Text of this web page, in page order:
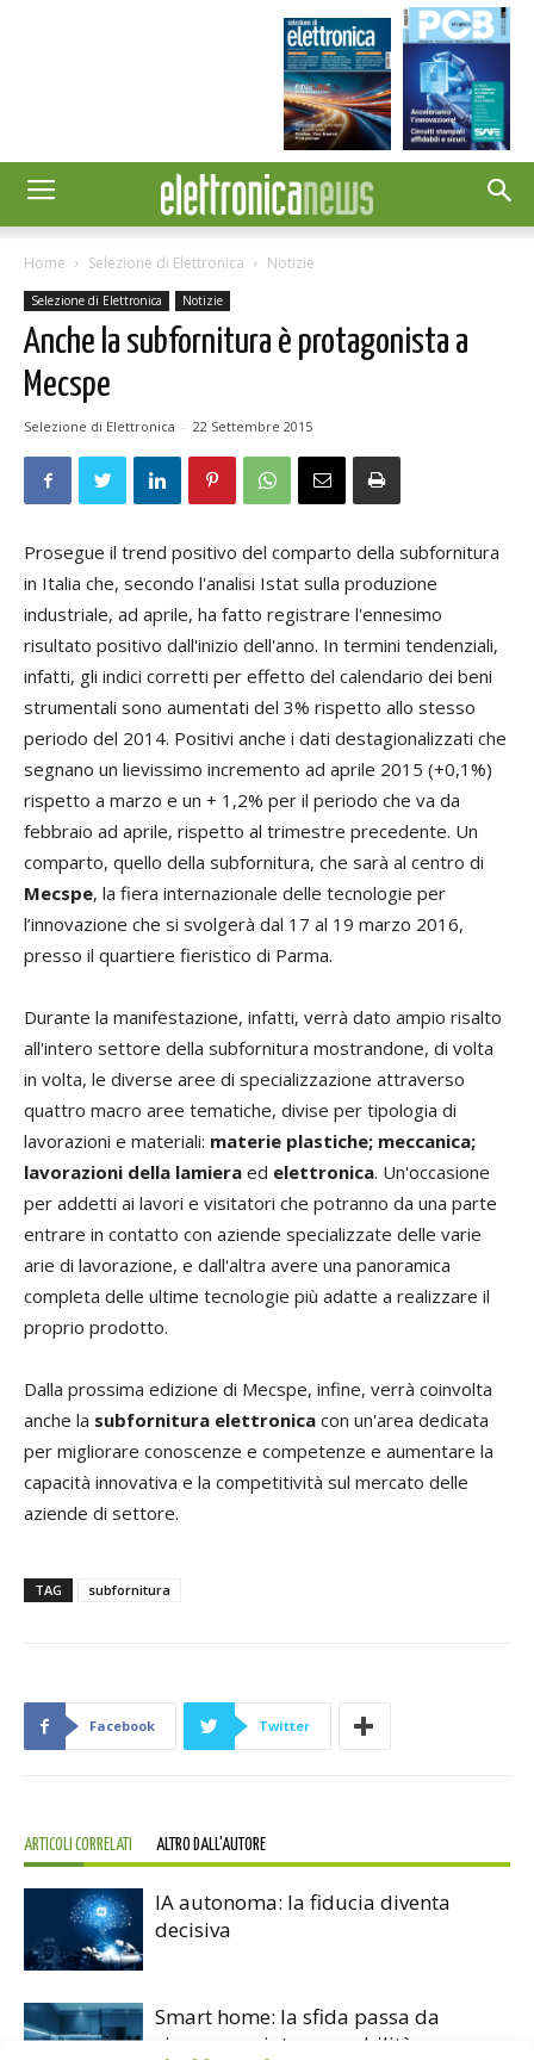
Home Selezione di Elettronica Notizie
Selezione di Elettronica Notizie
Anche la subfornitura è protagonista a
Mecspe
Selezione di Elettronica - 22 Settembre 2015
Prosegue il trend positivo del comparto della subfornitura
in Italia che, secondo l'analisi Istat sulla produzione
industriale, ad aprile, ha fatto registrare l'ennesimo
risultato positivo dall'inizio dell'anno. In termini tendenziali,
infatti, gli indici corretti per effetto del calendario dei beni
strumentali sono aumentati del 3% rispetto allo stesso
periodo del 2014. Positivi anche i dati destagionalizzati che
segnano un lievissimo incremento ad aprile 2015 (+0,1%)
rispetto a marzo e un + 1,2% per il periodo che va da
febbraio ad aprile, rispetto al trimestre precedente. Un
comparto, quello della subfornitura, che sarà al centro di
Mecspe, la fiera internazionale delle tecnologie per
l’innovazione che si svolgerà dal 17 al 19 marzo 2016,
presso il quartiere fieristico di Parma.
Durante la manifestazione, infatti, verrà dato ampio risalto
all'intero settore della subfornitura mostrandone, di volta
in volta, le diverse aree di specializzazione attraverso
quattro macro aree tematiche, divise per tipologia di
lavorazioni e materiali: materie plastiche; meccanica;
lavorazioni della lamiera ed elettronica. Un'occasione
per addetti ai lavori e visitatori che potranno da una parte
entrare in contatto con aziende specializzate delle varie
arie di lavorazione, e dall'altra avere una panoramica
completa delle ultime tecnologie più adatte a realizzare il
proprio prodotto.
Dalla prossima edizione di Mecspe, infine, verrà coinvolta
anche la subfornitura elettronica con un'area dedicata
per migliorare conoscenze e competenze e aumentare la
capacità innovativa e la competitività sul mercato delle
aziende di settore.
TAG subfornitura
Facebook Twitter
ARTICOLI CORRELATI ALTRO DALL'AUTORE
IA autonoma: la fiducia diventa
decisiva
Smart home: la sfida passa da
sicurezza e interoperabilità